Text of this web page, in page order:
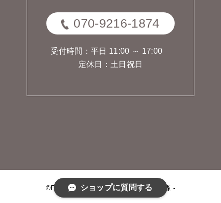
070-9216-1874
受付時間：平日 11:00 ～ 17:00
定休日：土日祝日
©FOREST OF THE JEWELRY - 宝石の森 -
ショップに質問する